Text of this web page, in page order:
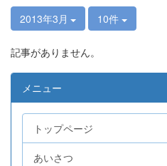
2013年3月 10件
記事がありません。
メニュー
トップページ
あいさつ